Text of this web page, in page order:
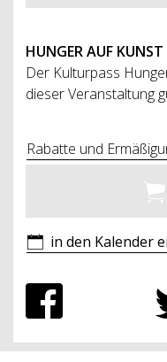
HUNGER AUF
Der Kulturpass
dieser Veranstaltung
Rabatte und
in den Kalender